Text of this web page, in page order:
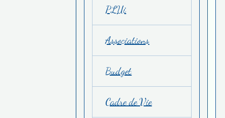
PLUi
Associations
Budget
Cadre de Vie